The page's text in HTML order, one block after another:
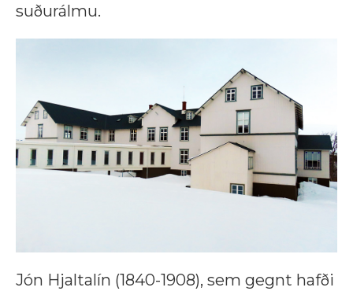
suðurálmu.
Jón Hjaltalín (1840-1908), sem gegnt hafði